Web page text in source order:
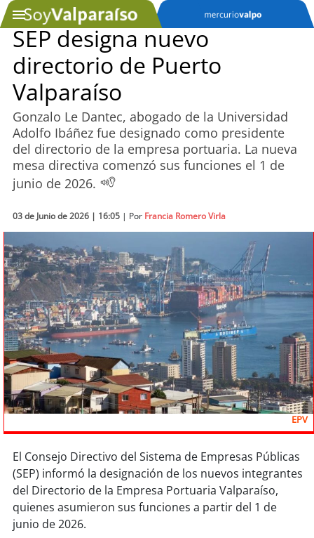
SOYTV
Podcast
Actualidad
Entretención
Economía
Deportes
Tecnología
Sostenibilidad
soychile
soyarica
soycalama
soyantofagasta
soycopiapó
SEP designa nuevo
directorio de Puerto
Valparaíso
Gonzalo Le Dantec, abogado de la Universidad
Adolfo Ibáñez fue designado como presidente
del directorio de la empresa portuaria. La nueva
mesa directiva comenzó sus funciones el 1 de
junio de 2026.
03 de Junio de 2026 | 16:05 | Por Francia Romero Virla
EPV
El Consejo Directivo del Sistema de Empresas Públicas
(SEP) informó la designación de los nuevos integrantes
del Directorio de la Empresa Portuaria Valparaíso,
quienes asumieron sus funciones a partir del 1 de
junio de 2026.